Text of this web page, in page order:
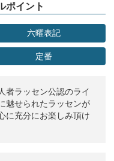
ポイント
六曜表記
定番
者ラッセン公認のライ
魅せられたラッセンが
に充分にお楽しみ頂け